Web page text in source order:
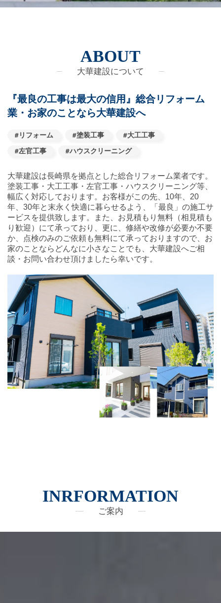
ABOUT
大華建設について
『最良の工事は最大の信用』 総合リフォーム
業・お家のことなら大華建設へ
#リフォーム #塗装工事
#大工工事
#左官工事
#ハウスクリーニング
大華建設は長崎県を拠点とした総合リフォーム業者です。
塗装工事・大工工事・左官工事・ハウスクリーニング等、
幅広く対応しております。お客様がこの先、10年、20
年、30年と末永く快適に暮らせるよう、「最良」の施工サ
ービスを提供致します。また、お見積もり無料（相見積も
り歓迎）にて承っており、更に、修繕や改修が必要か不要
か、点検のみのご依頼も無料にて承っておりますので、お
家のことならどんなに小さなことでも、大華建設へご相
談・お問い合わせ頂けましたら幸いです。
INRFORMATION
ご案内